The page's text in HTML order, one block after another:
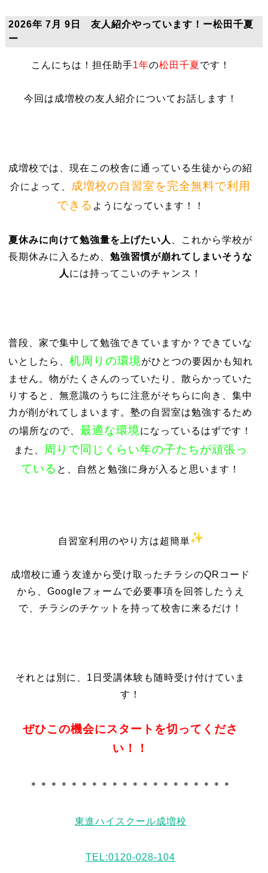
2026年 7月 9日 友人紹介やっています！ー松田千夏
ー
こんにちは！担任助手1年の松田千夏です！
今回は成増校の友人紹介についてお話します！
成増校では、現在この校舎に通っている生徒からの紹
介によって、 成増校の自習室を完全無料で利用
できる ようになっています！！
夏休みに向けて勉強量を上げたい人
、これから学校が
長期休みに入るため、勉強習慣が崩れてしまいそうな
人 には持ってこいのチャンス！
普段、家で集中して勉強できていますか？できていな
いとしたら、 机周りの環境がひとつの要因かも知れ
ません。物がたくさんのっていたり、散らかっていた
りすると、無意識のうちに注意がそちらに向き、集中
力が削がれてしまいます。塾の自習室は勉強するため
の場所なので、最適な環境になっているはずです！
また、
周りで同じくらい年の子たちが頑張っ
ている と、自然と勉強に身が入ると思います！
自習室利用のやり方は超簡単
成増校に通う友達から受け取ったチラシのQRコード
から、Googleフォームで必要事項を回答したうえ
で、チラシのチケットを持って校舎に来るだけ！
それとは別に、1日受講体験も随時受け付けていま
す！
ぜひこの機会にスタートを切ってくださ
い！！
＊＊＊＊＊＊＊＊＊＊＊＊＊＊＊＊＊＊＊＊
東進ハイスクール成増校
TEL:0120-028-104